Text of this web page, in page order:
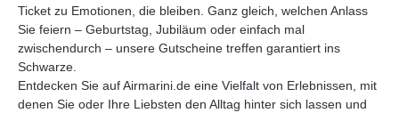
Ticket zu Emotionen, die bleiben. Ganz gleich, welchen Anlass
Sie feiern – Geburtstag, Jubiläum oder einfach mal
zwischendurch – unsere Gutscheine treffen garantiert ins
Schwarze.
Entdecken Sie auf Airmarini.de eine Vielfalt von Erlebnissen, mit
denen Sie oder Ihre Liebsten den Alltag hinter sich lassen und